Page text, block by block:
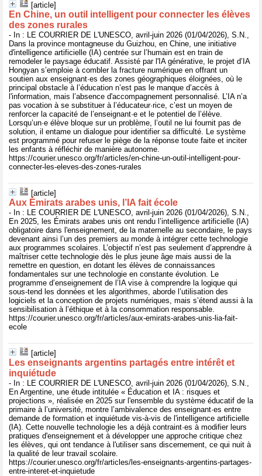
[article]
En Chine, un outil intelligent pour connecter les élèves
des zones rurales
- In : LE COURRIER DE L'UNESCO, avril-juin 2026 (01/04/2026), S.N.,
Dans la province montagneuse du Guizhou, en Chine, une initiative
d'intelligence artificielle (IA) centrée sur l’humain est en train de
remodeler le paysage éducatif. Assisté par l'IA générative, le projet d’IA
Hongyan s’emploie à combler la fracture numérique en offrant un
soutien aux enseignant·es des zones géographiques éloignées, où le
principal obstacle à l’éducation n’est pas le manque d’accès à
l'information, mais l’absence d'accompagnement personnalisé. L’IA n’a
pas vocation à se substituer à l’éducateur·rice, c’est un moyen de
renforcer la capacité de l’enseignant·e et le potentiel de l’élève.
Lorsqu’un·e élève bloque sur un problème, l’outil ne lui fournit pas de
solution, il entame un dialogue pour identifier sa difficulté. Le système
est programmé pour refuser le piège de la réponse toute faite et inciter
les enfants à réfléchir de manière autonome.
https://courier.unesco.org/fr/articles/en-chine-un-outil-intelligent-pour-
connecter-les-eleves-des-zones-rurales
[article]
Aux Émirats arabes unis, l’IA fait école
- In : LE COURRIER DE L'UNESCO, avril-juin 2026 (01/04/2026), S.N.,
En 2025, les Émirats arabes unis ont rendu l’intelligence artificielle (IA)
obligatoire dans l'enseignement, de la maternelle au secondaire, le pays
devenant ainsi l’un des premiers au monde à intégrer cette technologie
aux programmes scolaires. L’objectif n’est pas seulement d’apprendre à
maîtriser cette technologie dès le plus jeune âge mais aussi de la
remettre en question, en dotant les élèves de connaissances
fondamentales sur une technologie en constante évolution. Le
programme d’enseignement de l’IA vise à comprendre la logique qui
sous-tend les données et les algorithmes, aborde l’utilisation des
logiciels et la conception de projets numériques, mais s’étend aussi à la
sensibilisation à l’éthique et à la consommation responsable.
https://courier.unesco.org/fr/articles/aux-emirats-arabes-unis-lia-fait-
ecole
[article]
Les enseignants argentins partagés entre intérêt et
inquiétude
- In : LE COURRIER DE L'UNESCO, avril-juin 2026 (01/04/2026), S.N.,
En Argentine, une étude intitulée « Éducation et IA : risques et
projections », réalisée en 2025 sur l'ensemble du système éducatif de la
primaire à l’université, montre l’ambivalence des enseignant·es entre
demande de formation et inquiétude vis-à-vis de l'intelligence artificielle
(IA). Cette nouvelle technologie les a déjà contraint·es à modifier leurs
pratiques d'enseignement et à développer une approche critique chez
les élèves, qui ont tendance à l'utiliser sans discernement, ce qui nuit à
la qualité de leur travail scolaire.
https://courier.unesco.org/fr/articles/les-enseignants-argentins-partages-
entre-interet-et-inquietude